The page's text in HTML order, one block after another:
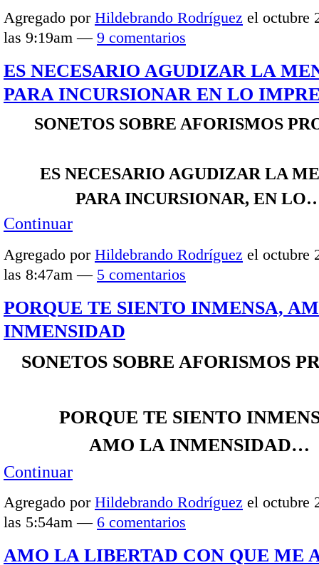
Agregado por Hildebrando Rodríguez el octubre
las 9:19am — 9 comentarios
ES NECESARIO AGUDIZAR LA
PARA INCURSIONAR EN LO
SONETOS SOBRE AFORISMOS
ES NECESARIO AGUDIZAR LA
PARA INCURSIONAR, EN
Continuar
Agregado por Hildebrando Rodríguez el octubre
las 8:47am — 5 comentarios
PORQUE TE SIENTO INMENSA,
INMENSIDAD
SONETOS SOBRE AFORISMOS
PORQUE TE SIENTO
AMO LA INMENSIDAD…
Continuar
Agregado por Hildebrando Rodríguez el octubre
las 5:54am — 6 comentarios
AMO LA LIBERTAD CON QUE ME